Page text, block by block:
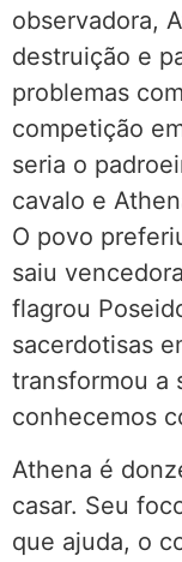
observadora,
destruição e
problemas
competição
seria o
cavalo e
O povo
saiu
flagrou
sacerdotisas
transformou a
conhecemos
Athena é
casar. Seu
que ajuda, o